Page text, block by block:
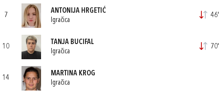
7
ANTONIJA HRGETIĆ
Igračica
46'
10
TANJA BUCIFAL
Igračica
70'
14
MARTINA KROG
Igračica